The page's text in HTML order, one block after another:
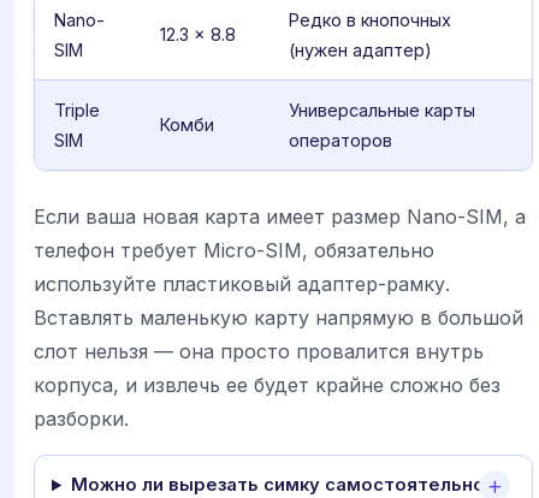
Nano-
SIM
12.3 × 8.8
Редко в кнопочных
(нужен адаптер)
Triple
SIM
Комби
Универсальные карты
операторов
Если ваша новая карта имеет размер Nano-SIM, а
телефон требует Micro-SIM, обязательно
используйте пластиковый адаптер-рамку.
Вставлять маленькую карту напрямую в большой
слот нельзя — она просто провалится внутрь
корпуса, и извлечь ее будет крайне сложно без
разборки.
Можно ли вырезать симку самостоятельно?